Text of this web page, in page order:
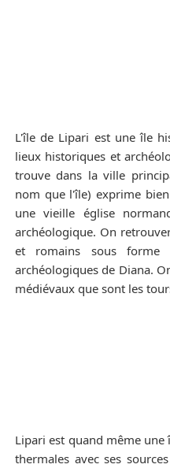
L'île de Lipari est une île
lieux historiques et
trouve dans la ville
nom que l'île) exprime
une vieille église
archéologique. On
et romains sous
archéologiques de Diana.
médiévaux que sont les
Lipari est quand même
thermales avec ses